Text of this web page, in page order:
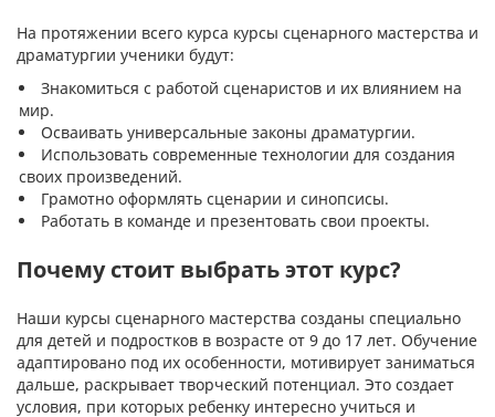
На протяжении всего курса курсы сценарного мастерства и
драматургии ученики будут:
Знакомиться с работой сценаристов и их влиянием на
мир.
Осваивать универсальные законы драматургии.
Использовать современные технологии для создания
своих произведений.
Грамотно оформлять сценарии и синопсисы.
Работать в команде и презентовать свои проекты.
Почему стоит выбрать этот курс?
Наши курсы сценарного мастерства созданы специально
для детей и подростков в возрасте от 9 до 17 лет. Обучение
адаптировано под их особенности, мотивирует заниматься
дальше, раскрывает творческий потенциал. Это создает
условия, при которых ребенку интересно учиться и